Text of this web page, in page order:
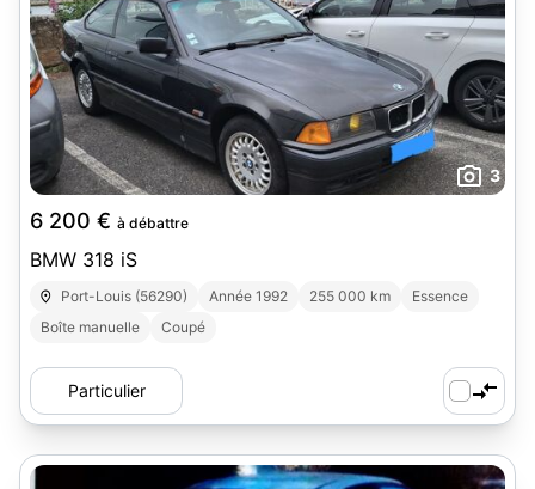
3
6 200 € à débattre
BMW 318 iS
Port-Louis (56290) Année 1992 255 000 km
Essence
Boîte manuelle
Coupé
Particulier